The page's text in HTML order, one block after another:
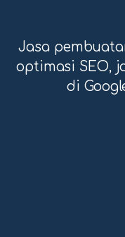
Jasa
optimasi SEO,
di